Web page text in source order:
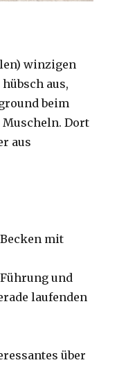
winzigen
aus,
beim
Muscheln. Dort
aus
mit
und
laufenden
über